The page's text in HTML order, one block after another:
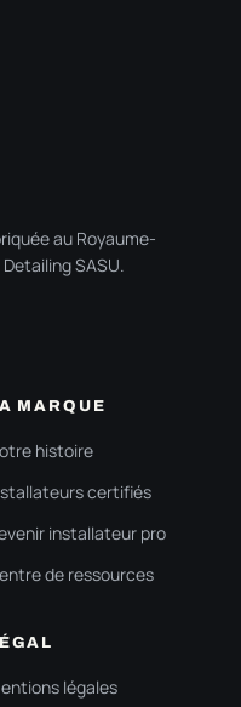
au Royaume-
SASU.
MARQUE
histoire
certifiés
installateur pro
de ressources
légales